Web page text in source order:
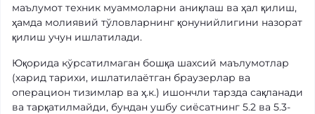
маълумот техник муаммоларни аниқлаш ва ҳал қилиш,
ҳамда молиявий тўловларнинг қонунийлигини назорат
қилиш учун ишлатилади.
Юқорида кўрсатилмаган бошқа шахсий маълумотлар
(харид тарихи, ишлатилаётган браузерлар ва
операцион тизимлар ва ҳ.к.) ишончли тарзда сақланади
ва тарқатилмайди, бундан ушбу сиёсатнинг 5.2 ва 5.3-